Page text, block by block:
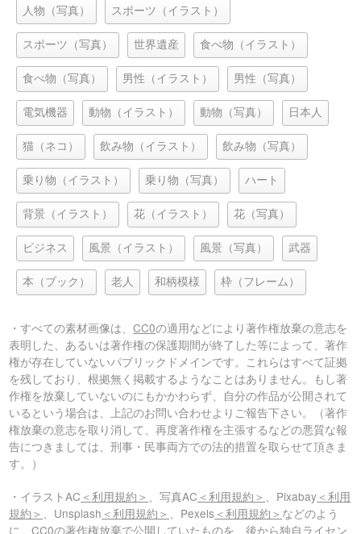
人物（写真） スポーツ（イラスト）
スポーツ（写真） 世界遺産 食べ物（イラスト）
食べ物（写真） 男性（イラスト） 男性（写真）
電気機器 動物（イラスト） 動物（写真） 日本人
猫（ネコ） 飲み物（イラスト） 飲み物（写真）
乗り物（イラスト） 乗り物（写真） ハート
背景（イラスト） 花（イラスト） 花（写真）
ビジネス 風景（イラスト） 風景（写真） 武器
本（ブック） 老人 和柄模様 枠（フレーム）
・すべての素材画像は、CC0の適用などにより著作権放棄の意志を
表明した、あるいは著作権の保護期間が終了した等によって、著作
権が存在していないパブリックドメインです。これらはすべて証拠
を残しており、根拠無く掲載するようなことはありません。もし著
作権を放棄していないのにもかかわらず、自分の作品が公開されて
いるという場合は、上記のお問い合わせよりご報告下さい。（著作
権放棄の意志を取り消して、再度著作権を主張するなどの悪質な報
告につきましては、刑事・民事両方での法的措置を取らせて頂きま
す。）
・イラストAC ＜利用規約＞ 、写真AC ＜利用規約＞ 、Pixabay ＜利用
規約＞ 、Unsplash ＜利用規約＞ 、Pexels ＜利用規約＞ などのよう
に、CC0の著作権放棄で公開していたものを、後から独自ライセン